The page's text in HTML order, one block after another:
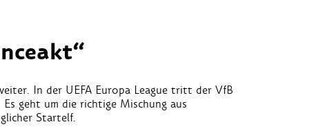
In der UEFA Europa League tritt der VfB
geht um die richtige Mischung aus
Startelf.